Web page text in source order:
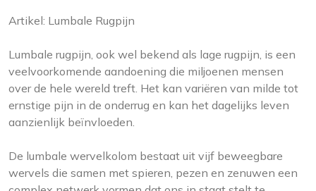
Artikel: Lumbale Rugpijn
Lumbale rugpijn, ook wel bekend als lage rugpijn, is een
veelvoorkomende aandoening die miljoenen mensen
over de hele wereld treft. Het kan variëren van milde tot
ernstige pijn in de onderrug en kan het dagelijks leven
aanzienlijk beïnvloeden.
De lumbale wervelkolom bestaat uit vijf beweegbare
wervels die samen met spieren, pezen en zenuwen een